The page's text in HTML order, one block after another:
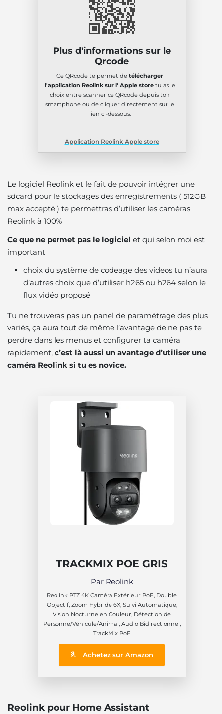
Plus d'informations sur le
Qrcode
Ce QRcode te permet de télécharger
l'application Reolink sur l' Apple storetu as le
choix entre scanner ce QRcode depuis ton
smartphone ou de cliquer directement sur le
lien ci-dessous.
Application Reolink Apple store
Le logiciel Reolink et le fait de pouvoir intégrer une
sdcard pour le stockages des enregistrements ( 512GB
max accepté ) te permettras d’utiliser les caméras
Reolink à 100%
Ce que ne permet pas le logiciel et qui selon moi est
important
choix du système de codeage des videos tu n’aura
d’autres choix que d’utiliser h265 ou h264 selon le
flux vidéo proposé
Tu ne trouveras pas un panel de paramétrage des plus
variés, ça aura tout de même l’avantage de ne pas te
perdre dans les menus et configurer ta caméra
rapidement, c’est là aussi un avantage d’utiliser une
caméra Reolink si tu es novice.
TRACKMIX POE GRIS
Par Reolink
Reolink PTZ 4K Caméra Extérieur PoE, Double
Objectif, Zoom Hybride 6X, Suivi Automatique,
Vision Nocturne en Couleur, Détection de
Personne/Véhicule/Animal, Audio Bidirectionnel,
TrackMix PoE
Achetez sur Amazon
Reolink pour Home Assistant